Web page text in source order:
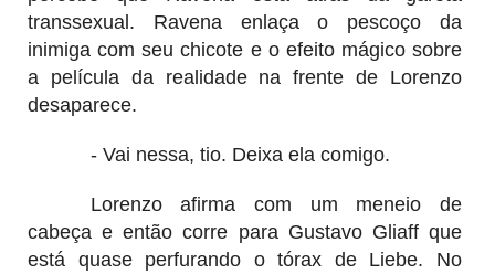
transsexual. Ravena enlaça o pescoço da
inimiga com seu chicote e o efeito mágico sobre
a película da realidade na frente de Lorenzo
desaparece.
- Vai nessa, tio. Deixa ela comigo.
Lorenzo afirma com um meneio de
cabeça e então corre para Gustavo Gliaff que
está quase perfurando o tórax de Liebe. No